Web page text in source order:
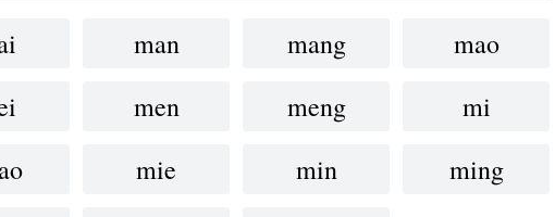
man mang
mao
men meng
mi
mie min
ming